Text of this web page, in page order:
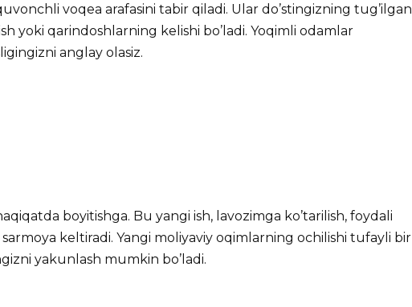
voqea arafasini tabir qiladi. Ular do’stingizning tug’ilgan
yoki qarindoshlarning kelishi bo’ladi. Yoqimli odamlar
anglay olasiz.
boyitishga. Bu yangi ish, lavozimga ko’tarilish, foydali
keltiradi. Yangi moliyaviy oqimlarning ochilishi tufayli bir
yakunlash mumkin bo’ladi.